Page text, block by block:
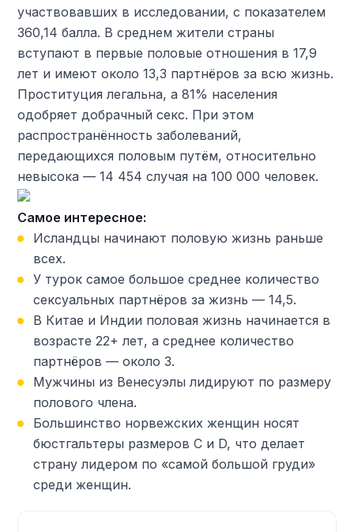
участвовавших в исследовании, с показателем
360,14 балла. В среднем жители страны
вступают в первые половые отношения в 17,9
лет и имеют около 13,3 партнёров за всю жизнь.
Проституция легальна, а 81% населения
одобряет добрачный секс. При этом
распространённость заболеваний,
передающихся половым путём, относительно
невысока — 14 454 случая на 100 000 человек.
Самое интересное:
Исландцы начинают половую жизнь раньше
всех.
У турок самое большое среднее количество
сексуальных партнёров за жизнь — 14,5.
В Китае и Индии половая жизнь начинается в
возрасте 22+ лет, а среднее количество
партнёров — около 3.
Мужчины из Венесуэлы лидируют по размеру
полового члена.
Большинство норвежских женщин носят
бюстгальтеры размеров C и D, что делает
страну лидером по «самой большой груди»
среди женщин.